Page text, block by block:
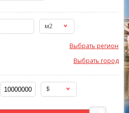
м2
Выбрать регион
Выбрать город
$